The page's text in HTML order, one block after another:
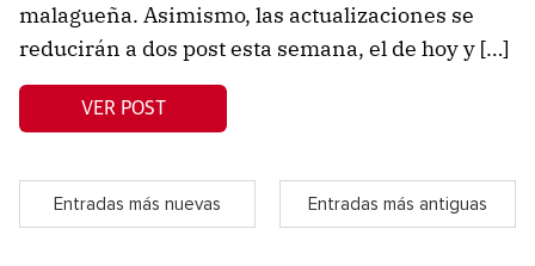
malagueña. Asimismo, las actualizaciones se
reducirán a dos post esta semana, el de hoy y […]
VER POST
Entradas más nuevas Entradas más antiguas